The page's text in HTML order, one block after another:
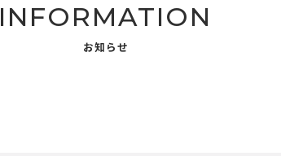
INFORMATION
お知らせ